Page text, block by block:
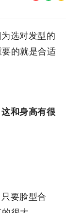
选对发型的
的就是合适
和身高有很
要脸型合